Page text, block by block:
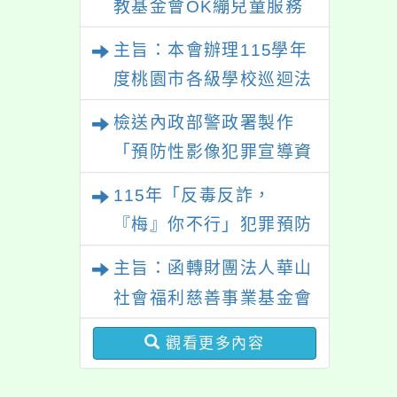
教基金會OK繃兒童服務
主旨：本會辦理115學年
度桃園市各級學校巡迴法
30日前填寫附件之意願表
後回覆本會，以利課程安
排專業講師，請查照。
檢送內政部警政署製作
「預防性影像犯罪宣導資
115年「反毒反詐，
『梅』你不行」犯罪預防
大型宣導活動
主旨：函轉財團法人華山
社會福利慈善事業基金會
所送校園敬老宣傳活動資
料，請貴校多加利用，請
觀看更多內容